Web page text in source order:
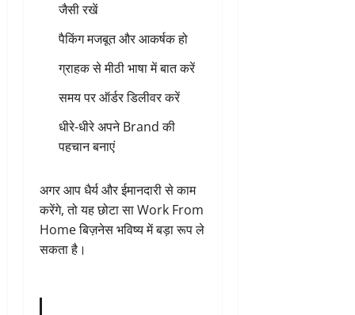
जैसी रखें
पैकिंग मजबूत और आकर्षक हो
ग्राहक से मीठी भाषा में बात करें
समय पर ऑर्डर डिलीवर करें
धीरे-धीरे अपने Brand की
पहचान बनाएं
अगर आप धैर्य और ईमानदारी से काम
करेंगे, तो यह छोटा सा Work From
Home बिज़नेस भविष्य में बड़ा रूप ले
सकता है।